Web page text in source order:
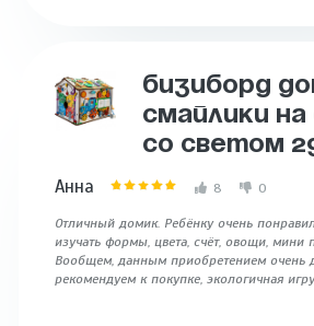
БИЗИБОРД
СМАЙЛИКИ
СО СВЕТОМ
Анна 8 0
Отличный домик. Ребёнку очень
изучать формы, цвета, счёт, овощи, мини
Вообщем, данным приобретением очень
рекомендуем к покупке, экологичная